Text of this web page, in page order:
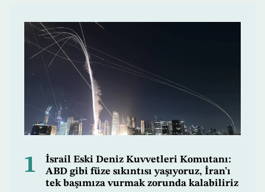
1
İsrail Eski Deniz Kuvvetleri Komutanı:
ABD gibi füze sıkıntısı yaşıyoruz, İran’ı
tek başımıza vurmak zorunda kalabiliriz